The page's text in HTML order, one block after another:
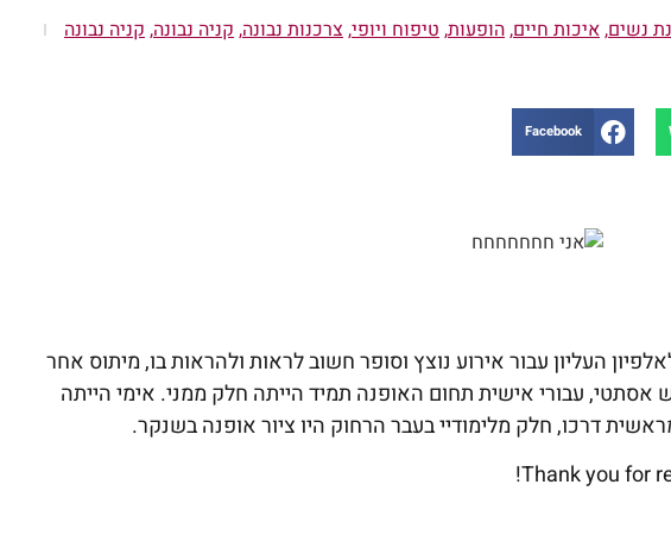
נשים,איכות חיים,הופעות,טיפוח ויופי,צרכנות נבונה,קניה נבונה,קניה נבונה
Facebook
העליון עבור אירוע נוצץ וסופר חשוב לראות ולהראות בו, מיתוס אחר
אסתטי, עבורי אישית תחום האופנה תמיד הייתה חלק ממני. אימי הייתה
דרכו, חלק מלימודיי בעבר הרחוק היו ציור אופנה בשנקר.
Thank you for